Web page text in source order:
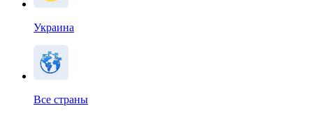
Украина
Все страны